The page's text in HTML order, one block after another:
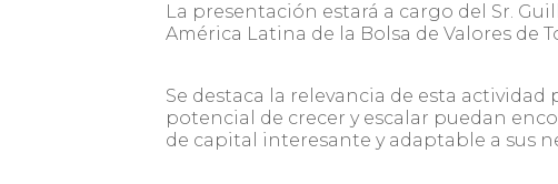
La presentación estará a cargo del Sr.
América Latina de la Bolsa de Valores de
Se destaca la relevancia de esta
potencial de crecer y escalar puedan
de capital interesante y adaptable a sus